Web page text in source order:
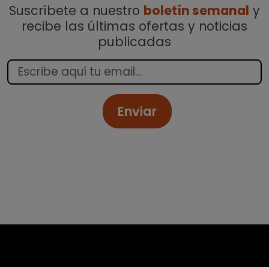
Suscríbete a nuestro boletín semanal y
recibe las últimas ofertas y noticias
publicadas
Enviar